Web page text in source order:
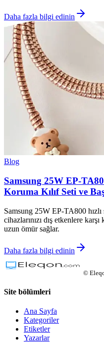
Daha fazla bilgi edinin
Blog
Samsung 25W EP-
Koruma Kılıf Seti ve
Samsung 25W EP-TA800 hızlı
cihazlarınızı dış etkenlere
uzun ömür sağlar.
Daha fazla bilgi edinin
©
Site bölümleri
Ana Sayfa
Kategoriler
Etiketler
Yazarlar